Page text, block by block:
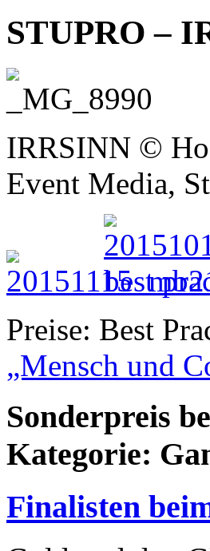
STUPRO –
IRRSINN ©
Event Media,
Preise: Best
„Mensch und
Sonderpreis
Kategorie:
Finalisten